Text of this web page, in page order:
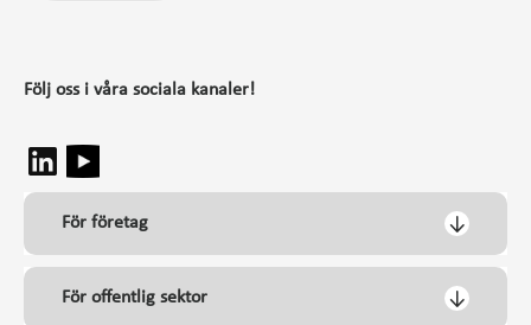
Följ oss i våra sociala kanaler!
För företag
För offentlig sektor